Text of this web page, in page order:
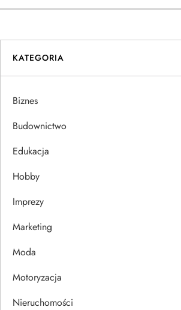
w
i
g
a
c
a
w
p
KATEGORIA
Biznes
Budownictwo
Edukacja
Hobby
Imprezy
Marketing
Moda
Motoryzacja
Nieruchomości